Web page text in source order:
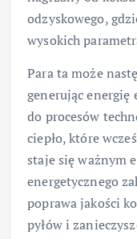
odzyskowego,
wysokich
Para ta może
generując energię
do procesów
ciepło, które
staje się ważnym
energetycznego
poprawa jakości
pyłów i